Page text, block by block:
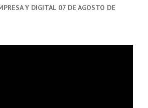
Y DIGITAL 07 DE AGOSTO DE